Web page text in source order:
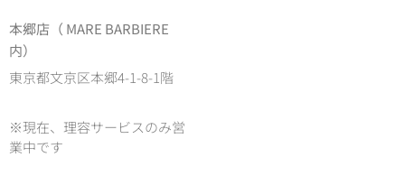
本郷店（ MARE BARBIERE
内）
東京都文京区本郷4-1-8-1階
※現在、理容サービスのみ営
業中です